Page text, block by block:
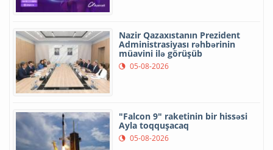
Nazir Qazaxıstanın Prezident
Administrasiyası rəhbərinin
müavini ilə görüşüb
05-08-2026
"Falcon 9" raketinin bir hissəsi
Ayla toqquşacaq
05-08-2026